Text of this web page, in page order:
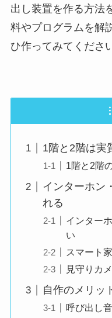
出し装置を作る方法
料やプログラムを解
ひ作ってみてくださ
1階と2階は実
1階と2階
インターホン
れる
インター
い
スマート
見守りカ
自作のメリッ
呼び出し